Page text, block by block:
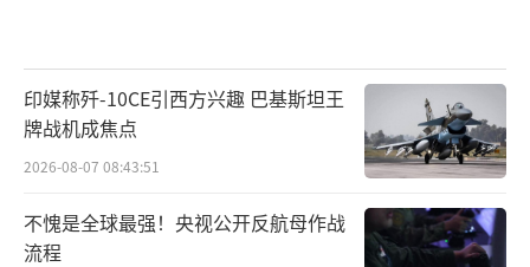
印媒称歼-10CE引西方兴趣 巴基斯坦王
牌战机成焦点
2026-08-07 08:43:51
不愧是全球最强！央视公开反航母作战
流程